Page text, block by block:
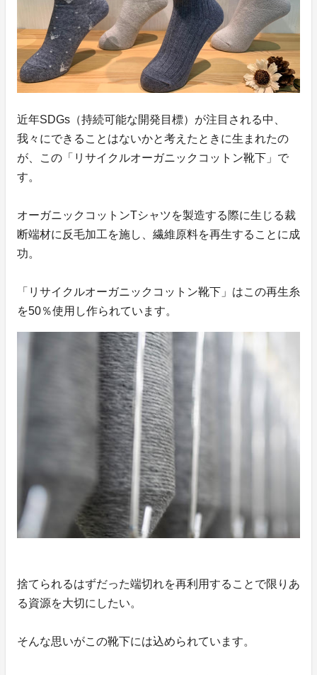
近年SDGs（持続可能な開発目標）が注目される中、
我々にできることはないかと考えたときに生まれたの
が、この「リサイクルオーガニックコットン靴下」で
す。
オーガニックコットンTシャツを製造する際に生じる裁
断端材に反毛加工を施し、繊維原料を再生することに成
功。
「リサイクルオーガニックコットン靴下」はこの再生糸
を50％使用し作られています。
捨てられるはずだった端切れを再利用することで限りあ
る資源を大切にしたい。
そんな思いがこの靴下には込められています。